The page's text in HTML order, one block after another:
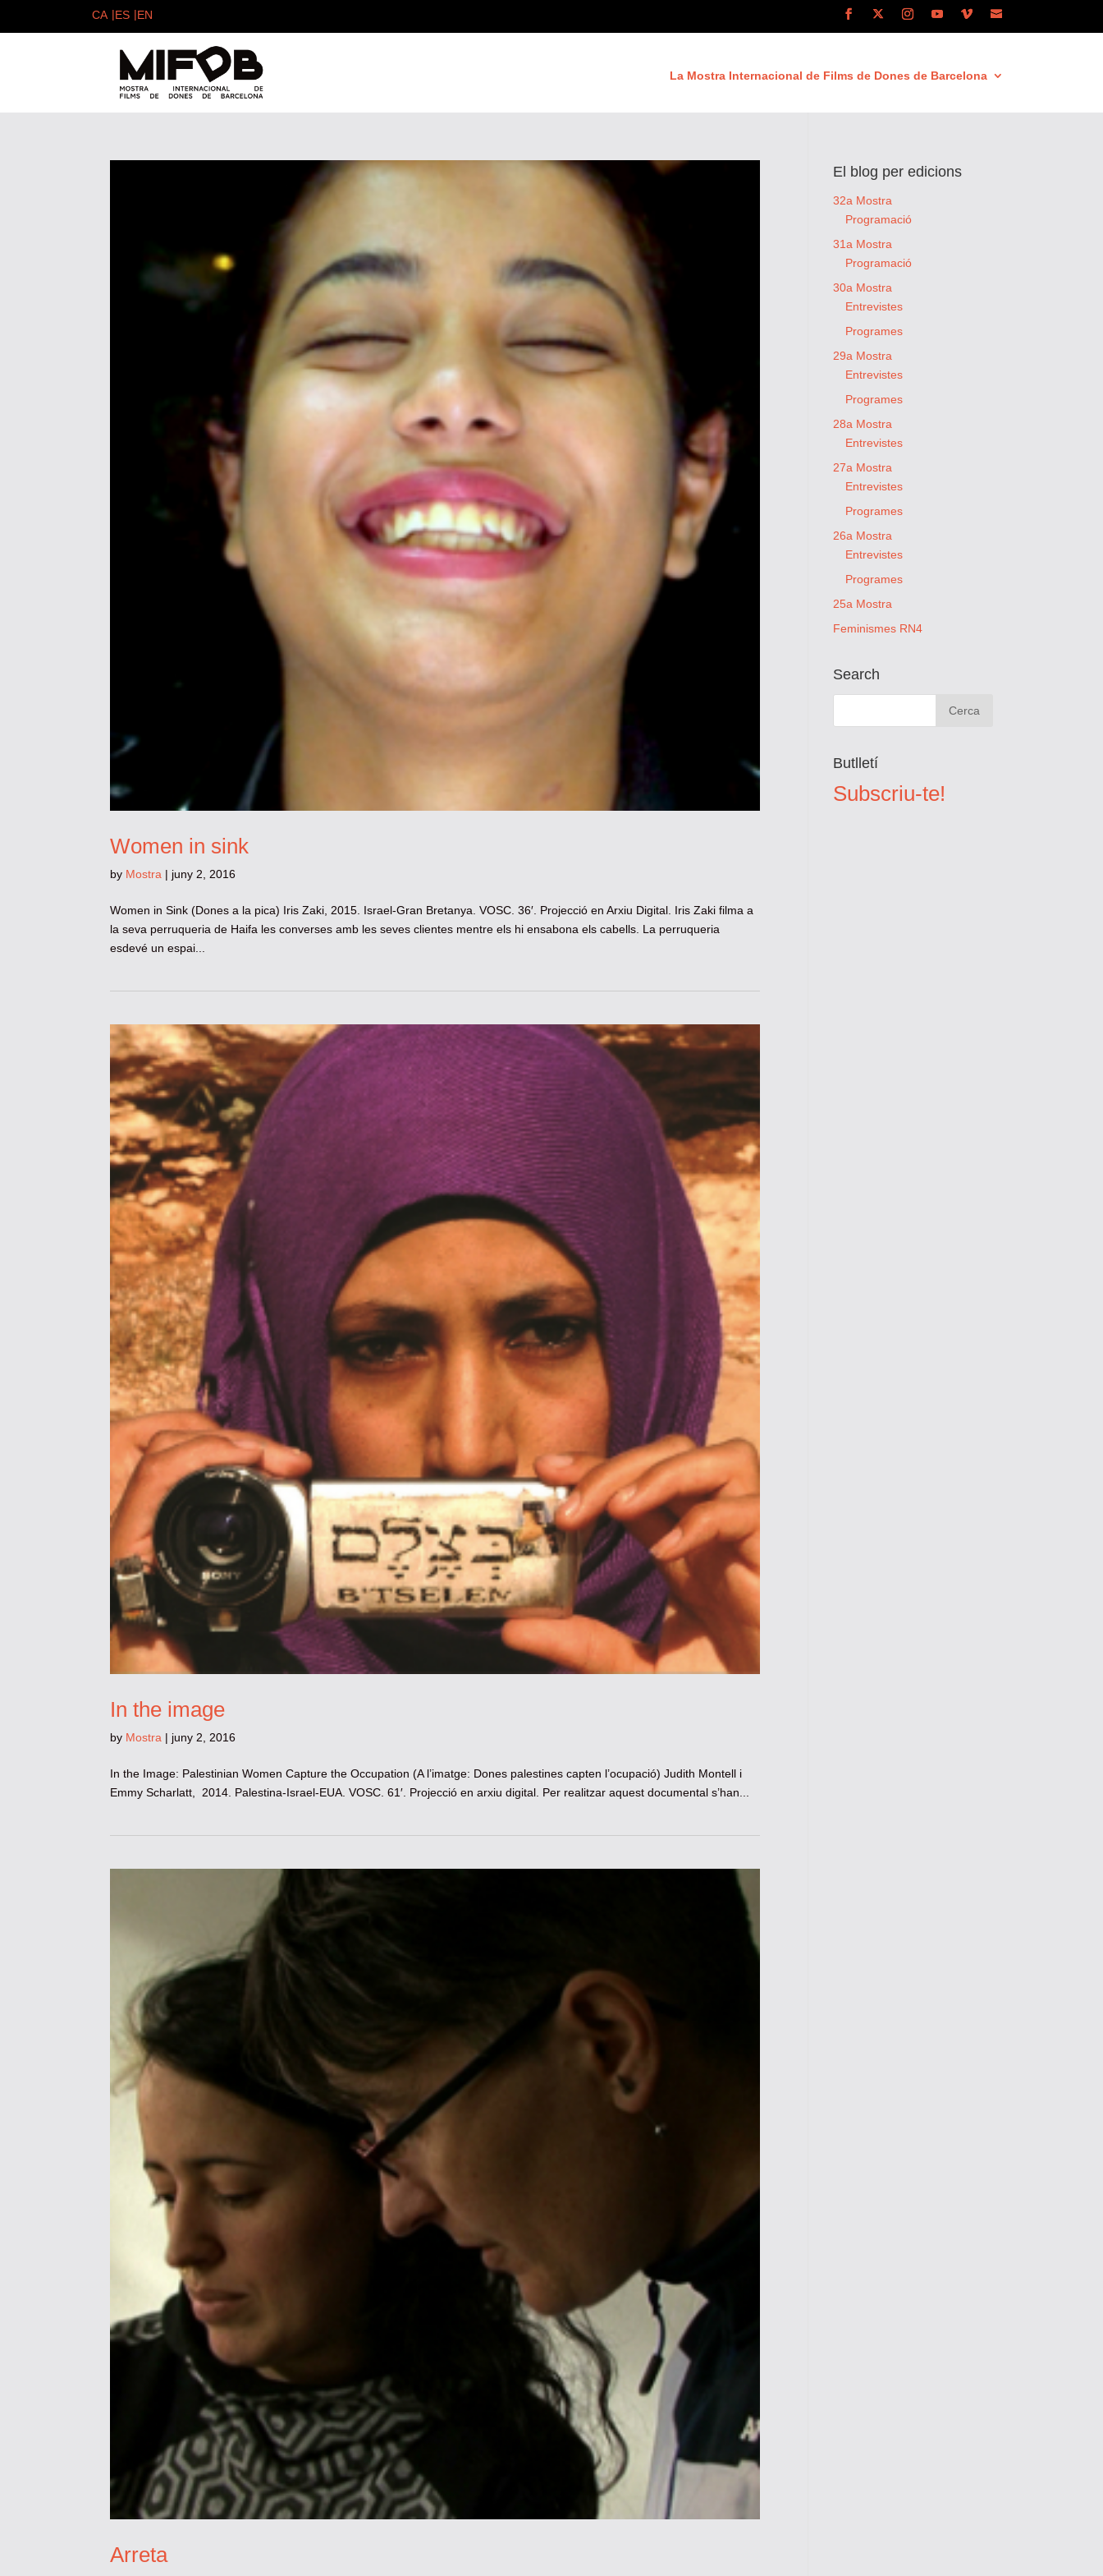
La Mostra Internacional de Films de Dones de Barcelona
Women in sink
by Mostra | juny 2, 2016
Women in Sink (Dones a la pica) Iris Zaki, 2015. Israel-Gran Bretanya. VOSC. 36′. Projecció en Arxiu Digital. Iris Zaki filma a
la seva perruqueria de Haifa les converses amb les seves clientes mentre els hi ensabona els cabells. La perruqueria
esdevé un espai...
In the image
by Mostra | juny 2, 2016
In the Image: Palestinian Women Capture the Occupation (A l’imatge: Dones palestines capten l’ocupació) Judith Montell i
Emmy Scharlatt, 2014. Palestina-Israel-EUA. VOSC. 61′. Projecció en arxiu digital. Per realitzar aquest documental s’han...
Arreta
El blog per edicions
32a Mostra
Programació
31a Mostra
Programació
30a Mostra
Entrevistes
Programes
29a Mostra
Entrevistes
Programes
28a Mostra
Entrevistes
27a Mostra
Entrevistes
Programes
26a Mostra
Entrevistes
Programes
25a Mostra
Feminismes RN4
Search
Butlletí
Subscriu-te!